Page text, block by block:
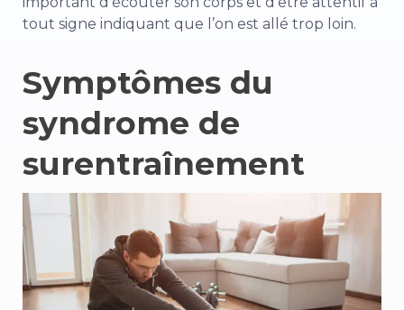
tout signe indiquant que l’on est allé trop loin.
Symptômes du
syndrome de
surentraînement